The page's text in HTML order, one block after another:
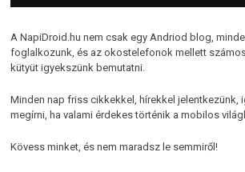
A NapiDroid.hu nem csak egy Andriod blog,
foglalkozunk, és az okostelefonok mellett
kütyüt igyekszünk bemutatni.
Minden nap friss cikkekkel, hírekkel jelentkezünk,
megírni, ha valami érdekes történik a mobilos
Kövess minket, és nem maradsz le semmiről!